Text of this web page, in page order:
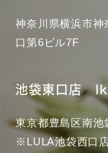
神奈川県横浜市
口第6ビル7F
池袋東口店
東京都豊島区南
※LULA池袋西口